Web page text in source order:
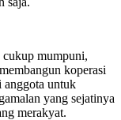
cukup mumpuni,
koperasi
anggota untuk
yang sejatinya
merakyat.